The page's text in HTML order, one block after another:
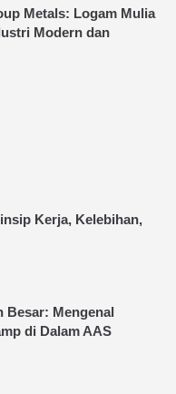
Metals: Logam Mulia
Modern dan
Kerja, Kelebihan,
Besar: Mengenal
di Dalam AAS